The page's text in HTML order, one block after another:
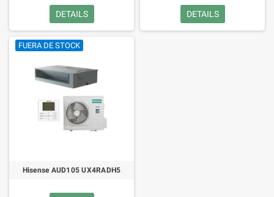
DETAILS DETAILS
FUERA DE STOCK
Hisense AUD105 UX4RADH5